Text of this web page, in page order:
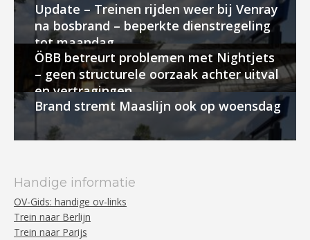
Update – Treinen rijden weer bij Venray
na bosbrand – beperkte dienstregeling
tot maandag
ÖBB betreurt problemen met Nightjets
– geen structurele oorzaak achter uitval
en vertragingen
Brand stremt Maaslijn ook op woensdag
Handige informatie
OV-Gids: handige ov-links
Trein naar Berlijn
Trein naar Parijs